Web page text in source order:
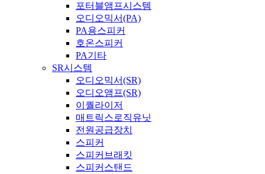
포터블앰프시스템
오디오믹서(PA)
PA용스피커
호온스피커
PA기타
SR시스템
오디오믹서(SR)
오디오앰프(SR)
이퀄라이저
매트릭스로직유닛
전원공급장치
스피커
스피커브래킷
스피커스탠드